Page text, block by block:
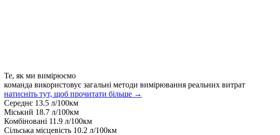
Те, як ми вимірюємо
команда використовує загальні методи вимірювання реальних витрат
натисніть тут, щоб прочитати більше →
Середнє 13.5 л/100км
Міський 18.7 л/100км
Комбіновані 11.9 л/100км
Сільська місцевість 10.2 л/100км